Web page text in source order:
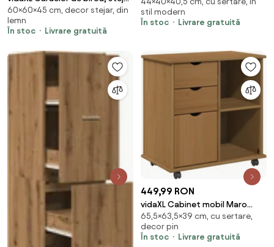
fumuriu, 60x45x60 cm, lemn
prelucrat
60×60×45 cm, decor stejar, din
lemn
În stoc
Livrare gratuită
închis 40,5 x 40 x 44 cm Lemn
compozit
stil modern
În stoc
Livrare gratuită
449,99 RON
vidaXL Cabinet mobil Maro
miere 63,5 x 39 x 65,5 cm Lemn
de pin masiv
65,5×63,5×39 cm, cu sertare,
decor pin
În stoc
Livrare gratuită